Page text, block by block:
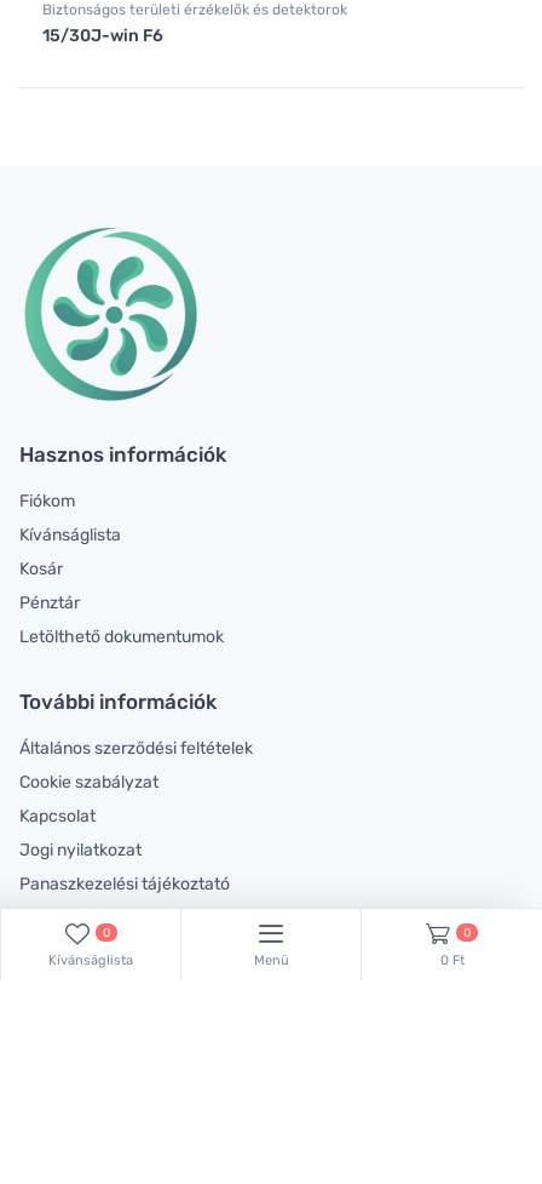
Biztonságos területi érzékelők és detektorok
15/30J-win F6
Hasznos információk
Fiókom
Kívánságlista
Kosár
Pénztár
Letölthető dokumentumok
További információk
Általános szerződési feltételek
Cookie szabályzat
Kapcsolat
Jogi nyilatkozat
Panaszkezelési tájékoztató
Lépjen velünk kapcsolatba!
0
Kívánságlista Menü
0
0 Ft